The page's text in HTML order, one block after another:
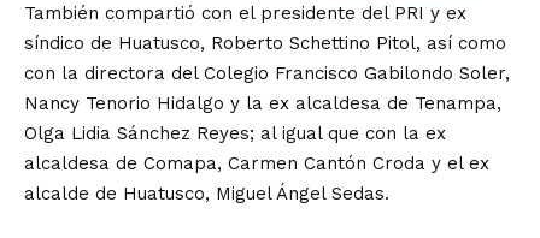
También compartió con el presidente del PRI y ex
síndico de Huatusco, Roberto Schettino Pitol, así como
con la directora del Colegio Francisco Gabilondo Soler,
Nancy Tenorio Hidalgo y la ex alcaldesa de Tenampa,
Olga Lidia Sánchez Reyes; al igual que con la ex
alcaldesa de Comapa, Carmen Cantón Croda y el ex
alcalde de Huatusco, Miguel Ángel Sedas.